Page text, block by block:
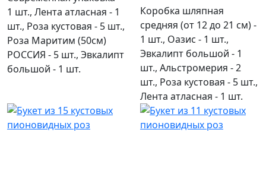
1 шт., Лента атласная - 1
шт., Роза кустовая - 5 шт.,
Роза Маритим (50см)
РОССИЯ - 5 шт., Эвкалипт
большой - 1 шт.
Коробка шляпная
средняя (от 12 до 21 см) -
1 шт., Оазис - 1 шт.,
Эвкалипт большой - 1
шт., Альстромерия - 2
шт., Роза кустовая - 5 шт.,
Лента атласная - 1 шт.